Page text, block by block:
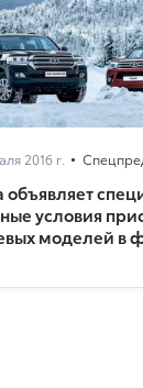
2016 г.
объявляет
условия
моделей в